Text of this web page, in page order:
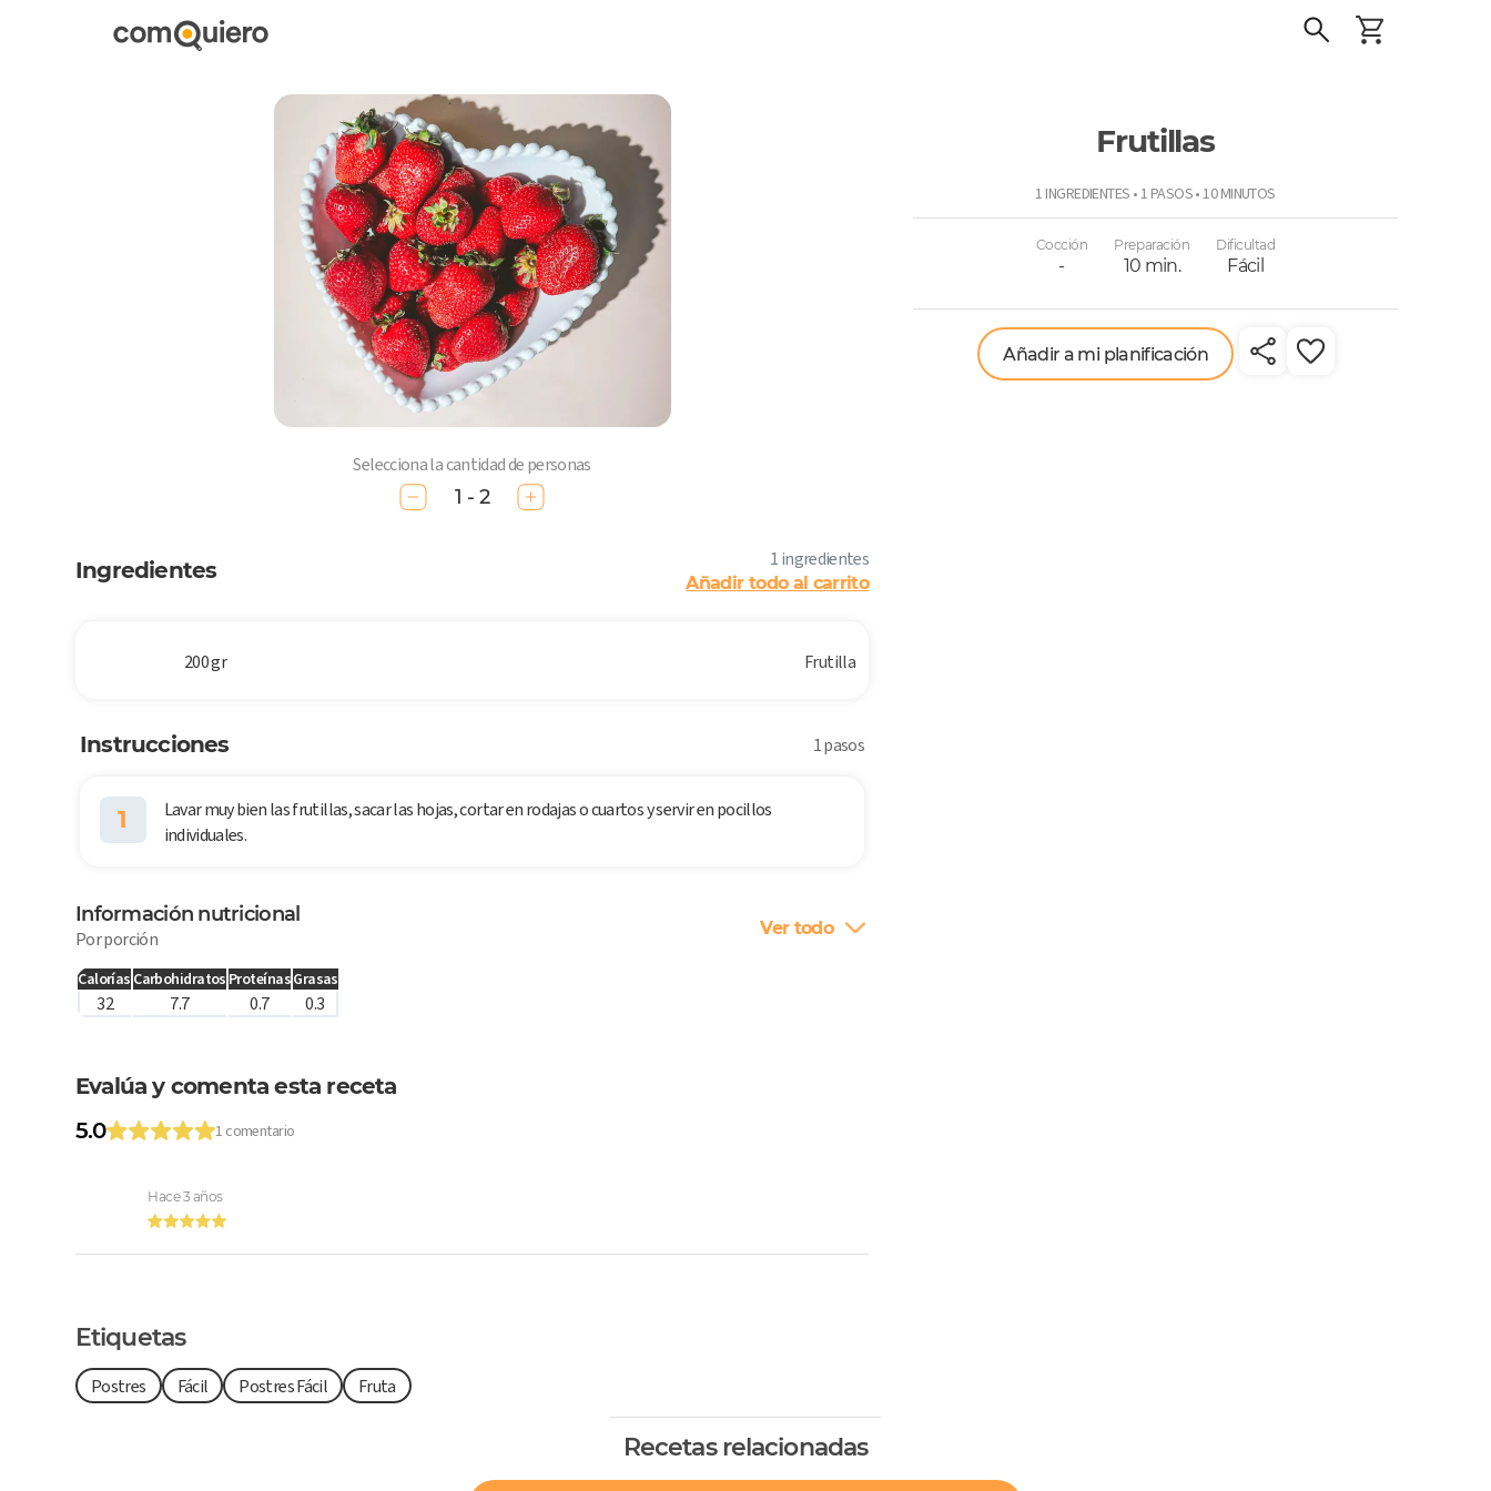
Frutillas
1 INGREDIENTES • 1 PASOS • 10 MINUTOS
Cocción
-
Preparación
10 min.
Dificultad
Fácil
Añadir a mi planificación
Selecciona la cantidad de personas
1 - 2
Ingredientes 1 ingredientes
Añadir todo al carrito
200 gr Frutilla
Instrucciones 1 pasos
1
Lavar muy bien las frutillas, sacar las hojas, cortar en rodajas o cuartos y servir en pocillos
individuales.
Información nutricional
Por porción Ver todo
Calorías Carbohidratos ProteínasGrasas
32 7.7 0.7 0.3
Evalúa y comenta esta receta
5.0
1 comentario
Hace 3 años
Etiquetas
Postres Fácil Postres Fácil Fruta
Recetas relacionadas